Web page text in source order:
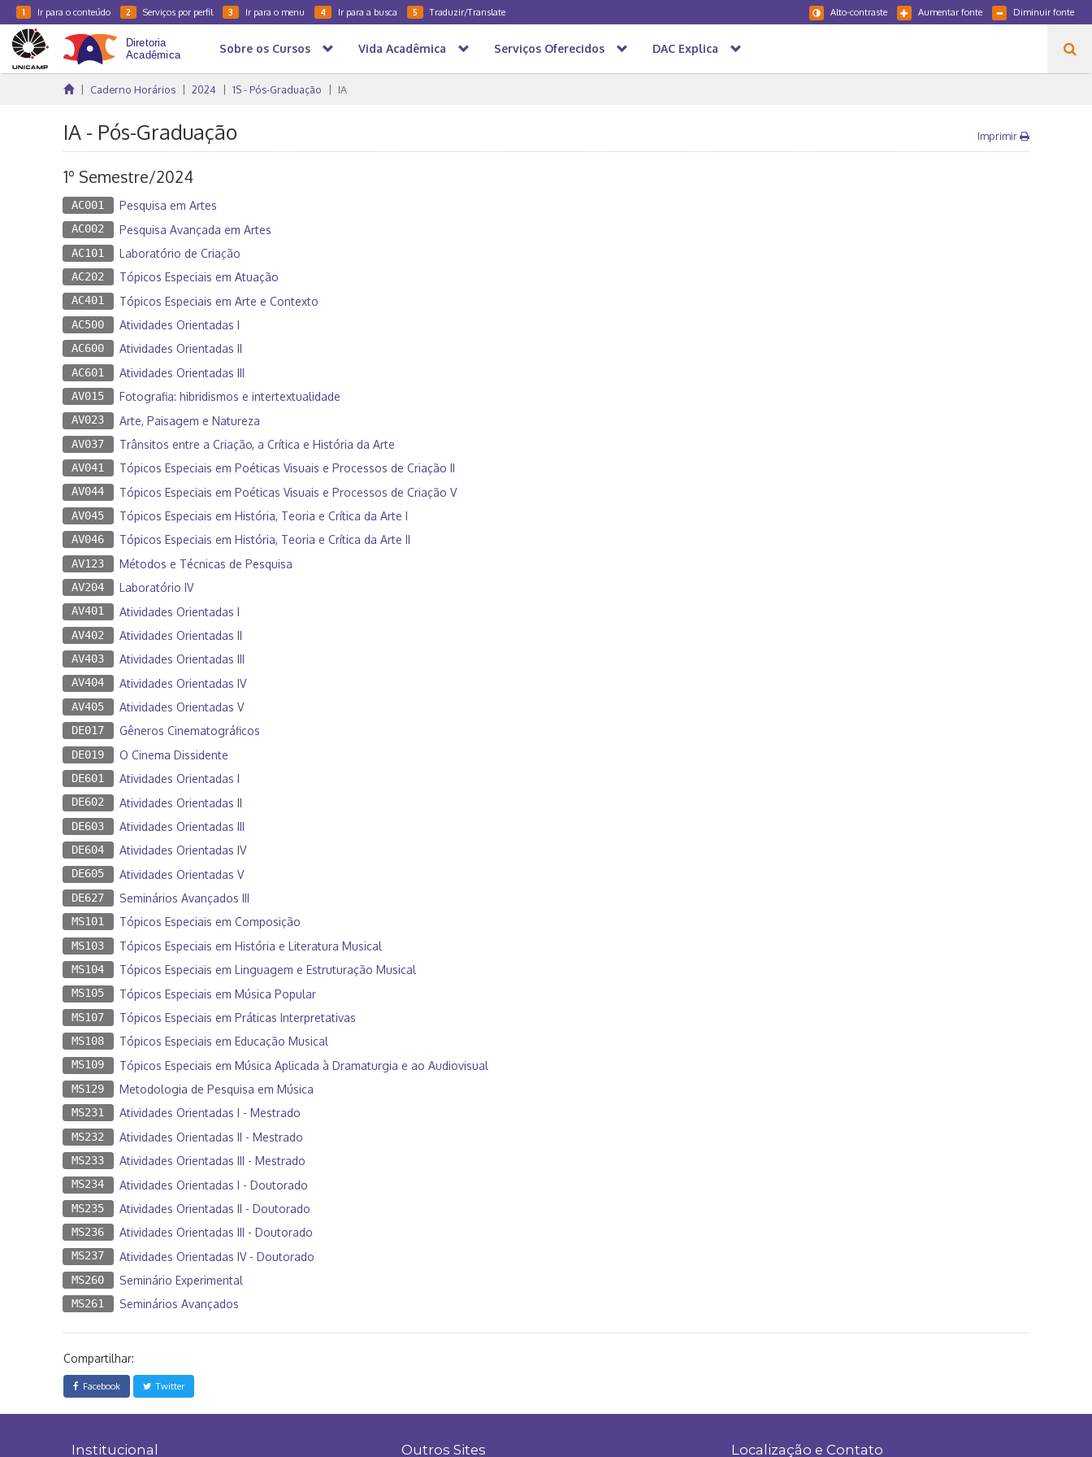
1 Ir para o conteúdo 2 Serviços por perfil 3 Ir para o menu 4 Ir para a busca 5 Traduzir/Translate Diminuir fonte
Aumentar fonte
Alto-contraste
Sobre os Cursos Vida Acadêmica Serviços Oferecidos DAC Explica
Caderno Horários 2024 1S - Pós-Graduação IA
IA - Pós-Graduação Imprimir
1º Semestre/2024
AC001 Pesquisa em Artes
AC002 Pesquisa Avançada em Artes
AC101 Laboratório de Criação
AC202 Tópicos Especiais em Atuação
AC401 Tópicos Especiais em Arte e Contexto
AC500 Atividades Orientadas I
AC600 Atividades Orientadas II
AC601 Atividades Orientadas III
AV015 Fotografia: hibridismos e intertextualidade
AV023 Arte, Paisagem e Natureza
AV037 Trânsitos entre a Criação, a Crítica e História da Arte
AV041 Tópicos Especiais em Poéticas Visuais e Processos de Criação II
AV044 Tópicos Especiais em Poéticas Visuais e Processos de Criação V
AV045 Tópicos Especiais em História, Teoria e Crítica da Arte I
AV046 Tópicos Especiais em História, Teoria e Crítica da Arte II
AV123 Métodos e Técnicas de Pesquisa
AV204 Laboratório IV
AV401 Atividades Orientadas I
AV402 Atividades Orientadas II
AV403 Atividades Orientadas III
AV404 Atividades Orientadas IV
AV405 Atividades Orientadas V
DE017 Gêneros Cinematográficos
DE019 O Cinema Dissidente
DE601 Atividades Orientadas I
DE602 Atividades Orientadas II
DE603 Atividades Orientadas III
DE604 Atividades Orientadas IV
DE605 Atividades Orientadas V
DE627 Seminários Avançados III
MS101 Tópicos Especiais em Composição
MS103 Tópicos Especiais em História e Literatura Musical
MS104 Tópicos Especiais em Linguagem e Estruturação Musical
MS105 Tópicos Especiais em Música Popular
MS107 Tópicos Especiais em Práticas Interpretativas
MS108 Tópicos Especiais em Educação Musical
MS109 Tópicos Especiais em Música Aplicada à Dramaturgia e ao Audiovisual
MS129 Metodologia de Pesquisa em Música
MS231 Atividades Orientadas I - Mestrado
MS232 Atividades Orientadas II - Mestrado
MS233 Atividades Orientadas III - Mestrado
MS234 Atividades Orientadas I - Doutorado
MS235 Atividades Orientadas II - Doutorado
MS236 Atividades Orientadas III - Doutorado
MS237 Atividades Orientadas IV - Doutorado
MS260 Seminário Experimental
MS261 Seminários Avançados
Compartilhar:
Facebook Twitter
Institucional Outros Sites Localização e Contato